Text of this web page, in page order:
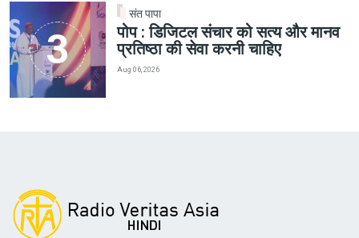
संत पापा
पोप : डिजिटल संचार को सत्य और मानव
प्रतिष्ठा की सेवा करनी चाहिए
Aug 06, 2026